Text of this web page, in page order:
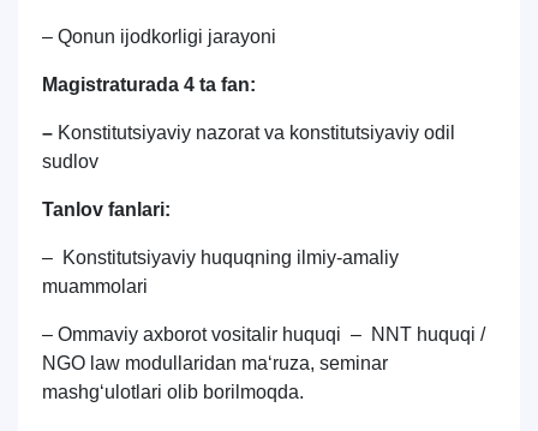
– Qonun ijodkorligi jarayoni
Magistraturada 4 ta fan:
– Konstitutsiyaviy nazorat va konstitutsiyaviy odil
sudlov
Tanlov fanlari:
– Konstitutsiyaviy huquqning ilmiy-amaliy
muammolari
– Ommaviy axborot vositalir huquqi – NNT huquqi /
NGO law modullaridan maʻruza, seminar
mashgʻulotlari olib borilmoqda.